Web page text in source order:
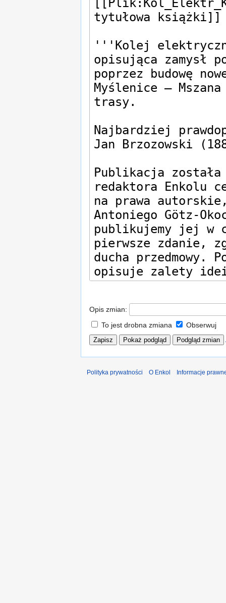
Opis zmian:
To jest drobna zmiana
Obserwuj
Polityka prywatności O Enkol Informacje